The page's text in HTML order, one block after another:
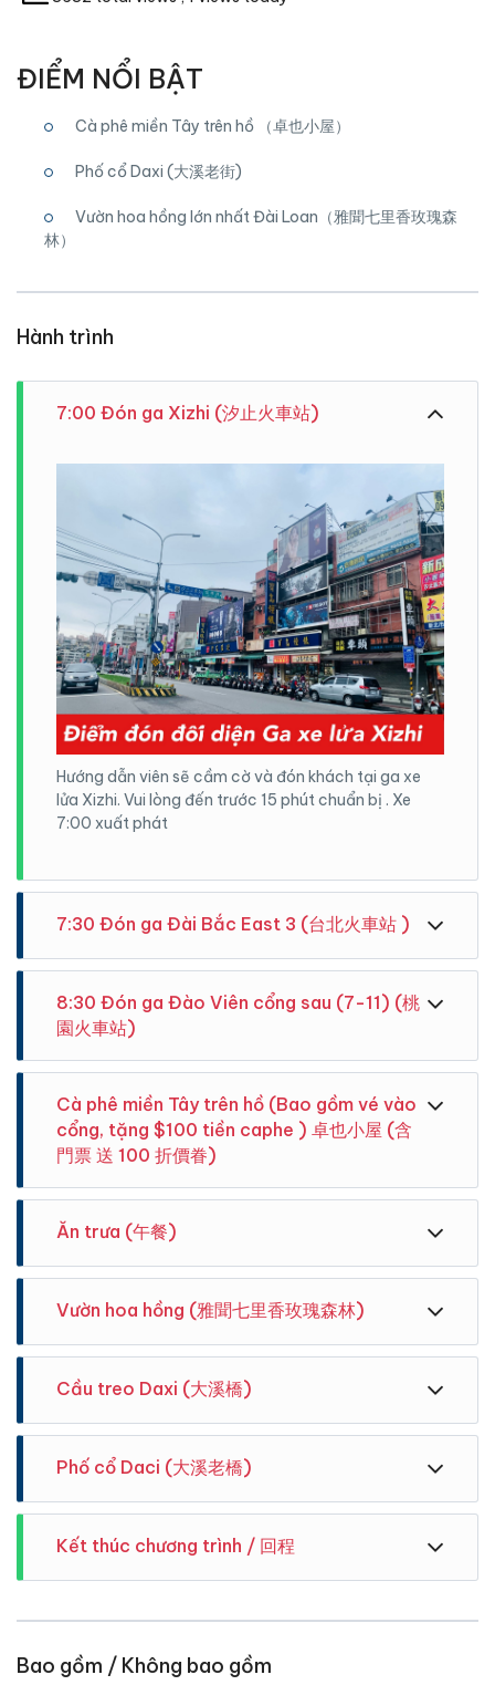
ĐIỂM NỔI BẬT
Cà phê miền Tây trên hồ （卓也小屋）
Phố cổ Daxi (大溪老街)
Vườn hoa hồng lớn nhất Đài Loan（雅聞七里香玫瑰森
林）
Hành trình
7:00 Đón ga Xizhi (汐止火車站)
Hướng dẫn viên sẽ cầm cờ và đón khách tại ga xe
lửa Xizhi. Vui lòng đến trước 15 phút chuẩn bị . Xe
7:00 xuất phát
7:30 Đón ga Đài Bắc East 3 (台北火車站 )
Hướng dẫn viên sẽ cầm cờ và đón khách tại ga xe
lửa Đài Bắc, cửa phía Đông số 3 (East 3). Vui lòng
đến trước 15 phút chuẩn bị . Xe 7:30 xuất phát
8:30 Đón ga Đào Viên cổng sau (7-11) (桃
園火車站)
Hướng dẫn viên sẽ cầm cờ và đón khách sau ga xe
chuẩn bị . Xe 8:30 xuất phát
Cà phê miền Tây trên hồ (Bao gồm vé vào
cổng, tặng $100 tiền caphe ) 卓也小屋 (含
門票 送 100 折價眷)
Khu Resort và Caphe trên núi Miaoli, nắm được nền
tảng kiến thức cốt lõi cuộc sống, đó là ba tinh thần
nông nghiệp: "sản xuất", "sinh thái", và tôn trọng "sự
nông nghiệp, công viên đời sống, văn hóa sinh thái
cà phê .
Ăn trưa (午餐)
Vườn hoa hồng (雅聞七里香玫瑰森林)
Vườn hoa hồng lớn nhất Đài Loan, với nhiều loại hoa
đẹp là mô hình thu nhỏ của các cảnh nổi tiếng trên
Cầu treo Daxi (大溪橋)
Phố cổ Daci (大溪老橋)
Kết thúc chương trình / 回程
khách, hẹn gặp lại quí khách trong tour gần nhất.
Bao gồm / Không bao gồm